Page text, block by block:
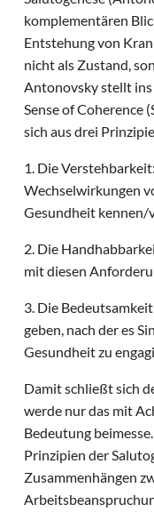
komplementären
Entstehung von
nicht als Zustand,
Antonovsky stellt ins
Sense of Coherence
sich aus drei
1. Die
Wechselwirkungen
Gesundheit kennen/
2. Die
mit diesen
3. Die
geben, nach der es
Gesundheit zu
Damit schließt sich
werde nur das mit
Bedeutung
Prinzipien der
Zusammenhängen